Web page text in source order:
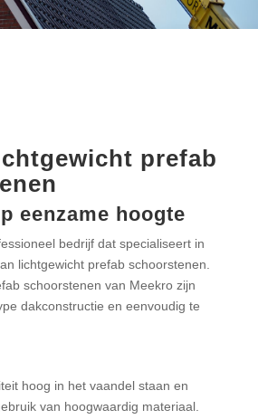
prefab
eenzame hoogte
bedrijf dat specialiseert in
lichtgewicht prefab schoorstenen.
schoorstenen van Meekro zijn
dakconstructie en eenvoudig te
hoog in het vaandel staan en
van hoogwaardig materiaal.